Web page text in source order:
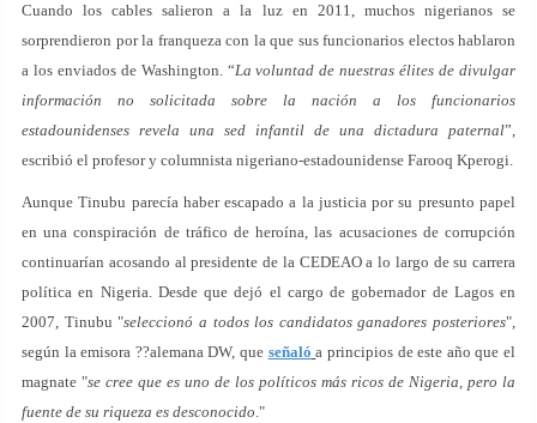
Cuando los cables salieron a la luz en 2011, muchos nigerianos se
sorprendieron por la franqueza con la que sus funcionarios electos hablaron
a los enviados de Washington. “La voluntad de nuestras élites de divulgar
información no solicitada sobre la nación a los funcionarios
estadounidenses revela una sed infantil de una dictadura paternal”,
escribió el profesor y columnista nigeriano-estadounidense Farooq Kperogi.
Aunque Tinubu parecía haber escapado a la justicia por su presunto papel
en una conspiración de tráfico de heroína, las acusaciones de corrupción
continuarían acosando al presidente de la CEDEAO a lo largo de su carrera
política en Nigeria. Desde que dejó el cargo de gobernador de Lagos en
2007, Tinubu "seleccionó a todos los candidatos ganadores posteriores",
según la emisora ??alemana DW, que señaló a principios de este año que el
magnate "se cree que es uno de los políticos más ricos de Nigeria, pero la
fuente de su riqueza es desconocido."